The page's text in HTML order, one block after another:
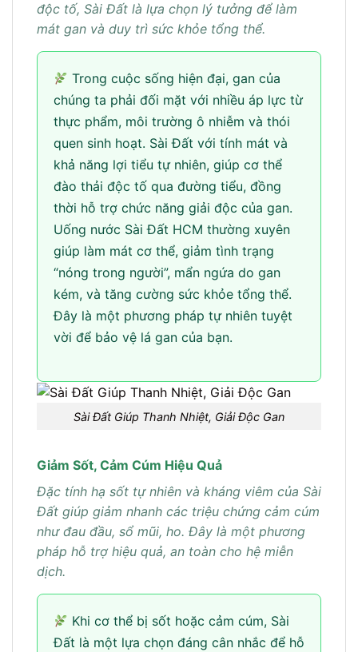
độc tố, Sài Đất là lựa chọn lý tưởng để làm
mát gan và duy trì sức khỏe tổng thể.
Trong cuộc sống hiện đại, gan của
chúng ta phải đối mặt với nhiều áp lực từ
thực phẩm, môi trường ô nhiễm và thói
quen sinh hoạt. Sài Đất với tính mát và
khả năng lợi tiểu tự nhiên, giúp cơ thể
đào thải độc tố qua đường tiểu, đồng
thời hỗ trợ chức năng giải độc của gan.
Uống nước Sài Đất HCM thường xuyên
giúp làm mát cơ thể, giảm tình trạng
“nóng trong người”, mẩn ngứa do gan
kém, và tăng cường sức khỏe tổng thể.
Đây là một phương pháp tự nhiên tuyệt
vời để bảo vệ lá gan của bạn.
Sài Đất Giúp Thanh Nhiệt, Giải Độc Gan
Giảm Sốt, Cảm Cúm Hiệu Quả
Đặc tính hạ sốt tự nhiên và kháng viêm của Sài
Đất giúp giảm nhanh các triệu chứng cảm cúm
như đau đầu, sổ mũi, ho. Đây là một phương
pháp hỗ trợ hiệu quả, an toàn cho hệ miễn
dịch.
Khi cơ thể bị sốt hoặc cảm cúm, Sài
Đất là một lựa chọn đáng cân nhắc để hỗ